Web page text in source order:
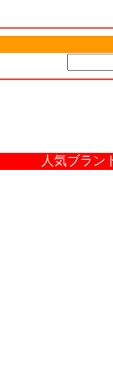
人気ブラン